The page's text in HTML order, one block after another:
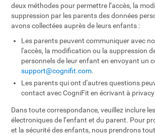
deux méthodes pour permettre l’accès, la
suppression par les parents des données
avons collectées auprès de leurs enfants :
Les parents peuvent communiquer avec
l'accès, la modification ou la suppression
personnels de leur enfant en envoyant un
support@cognifit.com.
Les parents qui ont d'autres questions
contact avec CogniFit en écrivant à
Dans toute correspondance, veuillez inclure
électroniques de l’enfant et du parent. Pour
et la sécurité des enfants, nous prendrons